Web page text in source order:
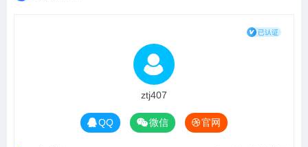
ztj407
QQ 微信 官网